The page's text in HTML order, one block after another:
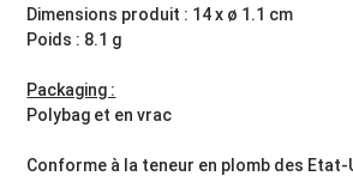
Dimensions produit : 14 x ø 1.1 cm
Poids : 8.1 g
Packaging :
Polybag et en vrac
Conforme à la teneur en plomb des Etat-